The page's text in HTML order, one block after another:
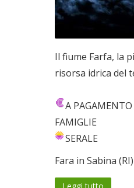
Il fiume Farfa, la
risorsa idrica del
A PAGAMENTO
FAMIGLIE
SERALE
Fara in Sabina (RI)